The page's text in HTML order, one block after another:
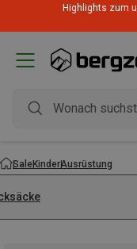
Highlights zum
SaleKinderAusrüstung